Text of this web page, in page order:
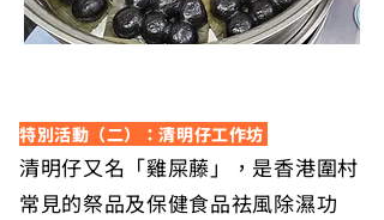
特別活動（二）：清明仔工作坊
清明仔又名「雞屎藤」，是香港圍村
常見的祭品及保健食品祛風除濕功